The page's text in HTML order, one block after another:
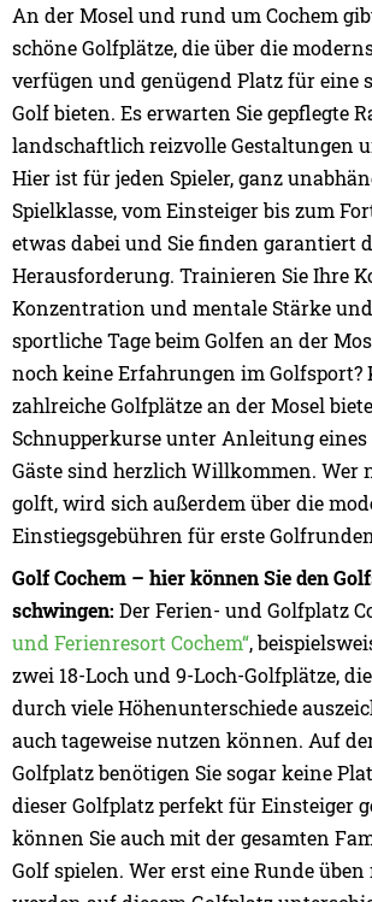
An der Mosel und rund um Cochem
schöne Golfplätze, die über die
verfügen und genügend Platz für eine
Golf bieten. Es erwarten Sie gepflegte
landschaftlich reizvolle Gestaltungen
Hier ist für jeden Spieler, ganz
Spielklasse, vom Einsteiger bis zum
etwas dabei und Sie finden garantiert
Herausforderung. Trainieren Sie Ihre
Konzentration und mentale Stärke
sportliche Tage beim Golfen an der
noch keine Erfahrungen im Golfsport?
zahlreiche Golfplätze an der Mosel
Schnupperkurse unter Anleitung eines
Gäste sind herzlich Willkommen. Wer
golft, wird sich außerdem über die
Einstiegsgebühren für erste
Golf Cochem – hier können Sie den
schwingen: Der Ferien- und Golfplatz
und Ferienresort Cochem“,
zwei 18-Loch und 9-Loch-Golfplätze,
durch viele Höhenunterschiede
auch tageweise nutzen können. Auf
Golfplatz benötigen Sie sogar keine
dieser Golfplatz perfekt für Einsteiger
können Sie auch mit der gesamten
Golf spielen. Wer erst eine Runde üben